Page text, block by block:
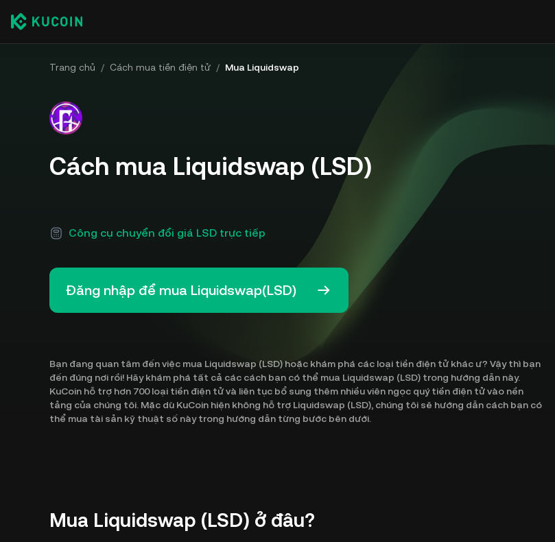
Trang chủ / Cách mua tiền điện tử / Mua Liquidswap
Cách mua Liquidswap (LSD)
Công cụ chuyển đổi giá LSD trực tiếp
Đăng nhập để mua Liquidswap(LSD)
Bạn đang quan tâm đến việc mua Liquidswap (LSD) hoặc khám phá các loại tiền điện tử khác ư? Vậy thì bạn
đến đúng nơi rồi! Hãy khám phá tất cả các cách bạn có thể mua Liquidswap (LSD) trong hướng dẫn này.
KuCoin hỗ trợ hơn 700 loại tiền điện tử và liên tục bổ sung thêm nhiều viên ngọc quý tiền điện tử vào nền
tảng của chúng tôi. Mặc dù KuCoin hiện không hỗ trợ Liquidswap (LSD), chúng tôi sẽ hướng dẫn cách bạn có
thể mua tài sản kỹ thuật số này trong hướng dẫn từng bước bên dưới.
Mua Liquidswap (LSD) ở đâu?